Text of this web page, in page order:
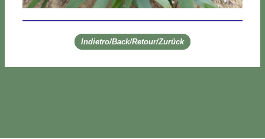
Indietro/Back/Retour/Zurück